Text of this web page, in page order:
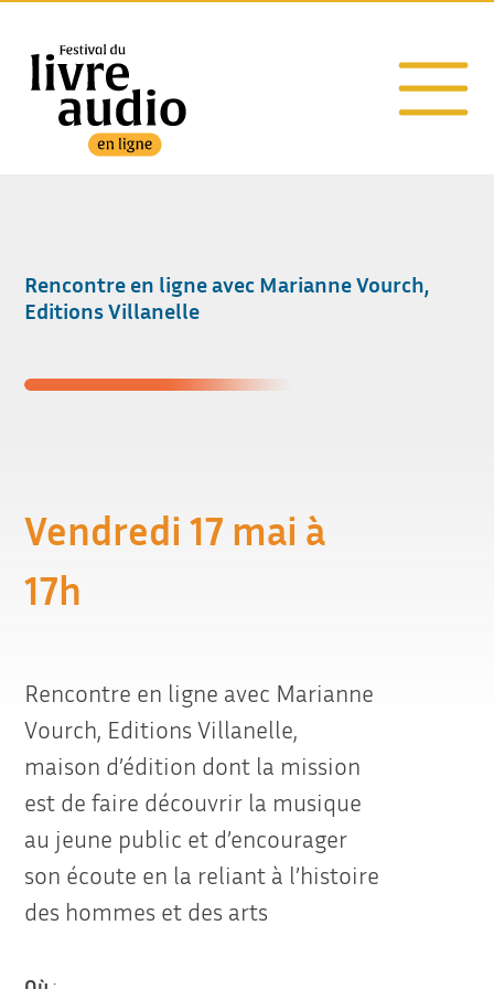
Rencontre en ligne avec Marianne Vourch,
Editions Villanelle
Vendredi 17 mai à
17h
Rencontre en ligne avec Marianne
Vourch, EditionsVillanelle,
maison d’édition dont la mission
est de faire découvrir la musique
au jeune public et d’encourager
son écoute en la reliant à l’histoire
des hommes et des arts